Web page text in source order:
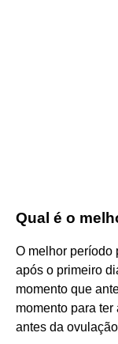
Qual é o
O melhor período
após o primeiro
momento que
momento para
antes da